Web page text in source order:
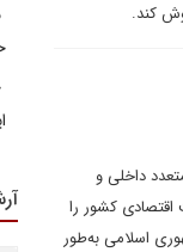
کند.
داخلی و
کشور را
اسلامی به‌طور